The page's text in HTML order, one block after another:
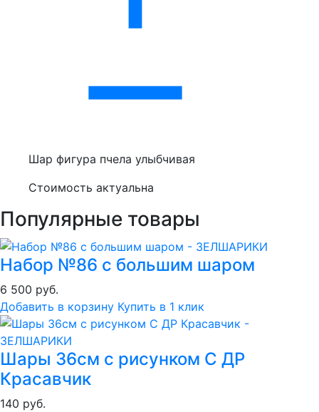
Шар фигура пчела улыбчивая
Стоимость актуальна
Популярные товары
Набор №86 с большим шаром
6 500 руб.
Добавить в корзину Купить в 1 клик
Шары 36см с рисунком С ДР
Красавчик
140 руб.